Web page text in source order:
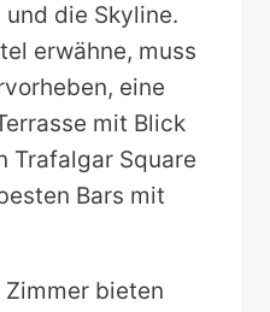
die Skyline.
erwähne, muss
eine
mit Blick
Trafalgar Square
Bars mit
bieten